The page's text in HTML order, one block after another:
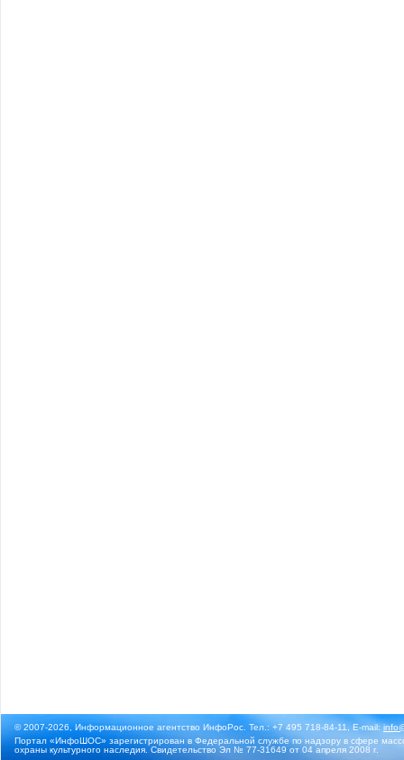
© 2007-2026, Информационное агентство ИнфоРос. Тел.: +7 495 718-84-11, E-mail:
Портал «ИнфоШОС» зарегистрирован в Федеральной службе по надзору в сфере
охраны культурного наследия. Свидетельство Эл № 77-31649 от 04 апреля 2008 г.